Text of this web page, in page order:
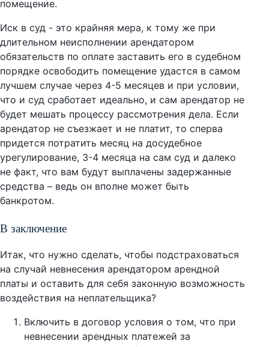
помещение.
Иск в суд - это крайняя мера, к тому же при
длительном неисполнении арендатором
обязательств по оплате заставить его в судебном
порядке освободить помещение удастся в самом
лучшем случае через 4-5 месяцев и при условии,
что и суд сработает идеально, и сам арендатор не
будет мешать процессу рассмотрения дела. Если
арендатор не съезжает и не платит, то сперва
придется потратить месяц на досудебное
урегулирование, 3-4 месяца на сам суд и далеко
не факт, что вам будут выплачены задержанные
средства – ведь он вполне может быть
банкротом.
В заключение
Итак, что нужно сделать, чтобы подстраховаться
на случай невнесения арендатором арендной
платы и оставить для себя законную возможность
воздействия на неплательщика?
Включить в договор условия о том, что при
невнесении арендных платежей за